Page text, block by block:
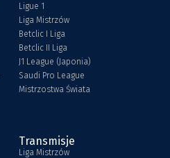
Ligue 1
Liga Mistrzów
Betclic I Liga
Betclic II Liga
J1 League (Japonia)
Saudi Pro League
Mistrzostwa Świata
Transmisje
Liga Mistrzów